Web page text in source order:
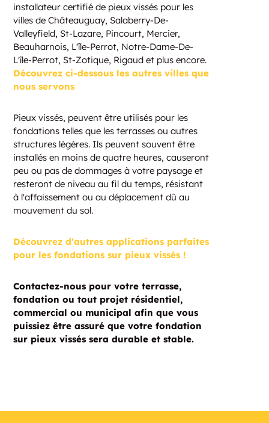
installateur certifié de pieux vissés pour les
villes de Châteauguay, Salaberry-De-
Valleyfield, St-Lazare, Pincourt, Mercier,
Beauharnois, L'île-Perrot, Notre-Dame-De-
L'île-Perrot, St-Zotique, Rigaud et plus encore.
Découvrez ci-dessous les autres villes que
nous servons
Pieux vissés, peuvent être utilisés pour les
fondations telles que les terrasses ou autres
structures légères. Ils peuvent souvent être
installés en moins de quatre heures, causeront
peu ou pas de dommages à votre paysage et
resteront de niveau au fil du temps, résistant
à l'affaissement ou au déplacement dû au
mouvement du sol.
Découvrez d'autres applications parfaites
pour les fondations sur pieux vissés !
Contactez-nous pour votre terrasse,
fondation ou tout projet résidentiel,
commercial ou municipal afin que vous
puissiez être assuré que votre fondation
sur pieux vissés sera durable et stable.